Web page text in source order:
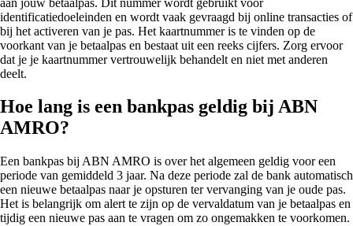
identificatiedoeleinden en wordt vaak gevraagd bij online transacties of
bij het activeren van je pas. Het kaartnummer is te vinden op de
voorkant van je betaalpas en bestaat uit een reeks cijfers. Zorg ervoor
dat je je kaartnummer vertrouwelijk behandelt en niet met anderen
deelt.
Hoe lang is een bankpas geldig bij ABN
AMRO?
Een bankpas bij ABN AMRO is over het algemeen geldig voor een
periode van gemiddeld 3 jaar. Na deze periode zal de bank automatisch
een nieuwe betaalpas naar je opsturen ter vervanging van je oude pas.
Het is belangrijk om alert te zijn op de vervaldatum van je betaalpas en
tijdig een nieuwe pas aan te vragen om zo ongemakken te voorkomen.